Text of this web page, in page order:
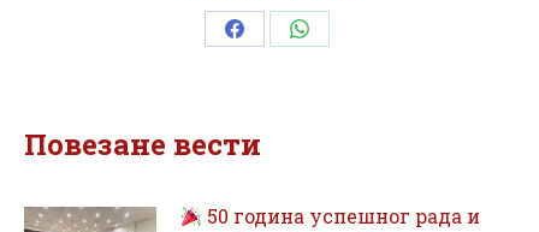
Share Share
Повезане вести
50 година успешног рада и